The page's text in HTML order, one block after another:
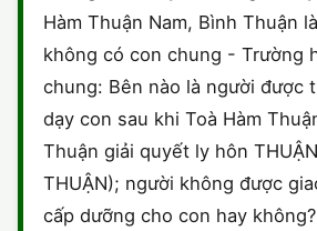
HÔN NHÂN - GIA ĐÌNH
LAO ĐỘNG
SỞ HỮU TRÍ TUỆ
THỪA KẾ - DI CHÚC
HỘ KINH DOANH
SỞ HỮU TRÍ TUỆ
LÝ LỊCH TƯ PHÁP
TRÍCH LỤC HỘ TỊCH
HỢP ĐỒNG
TỐ TỤNG
KHÁC
Hàm Thuận Nam, Bình Thuận
không có con chung - Trường
chung: Bên nào là người được
dạy con sau khi Toà Hàm
Thuận giải quyết ly hôn
THUẬN); người không được
cấp dưỡng cho con hay